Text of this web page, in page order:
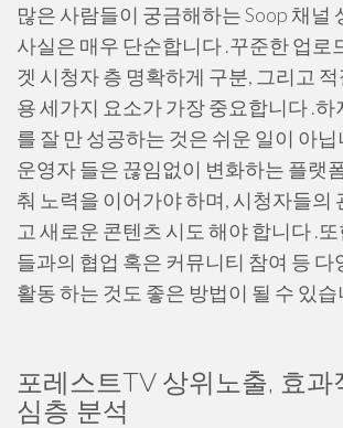
많은 사람들이 궁금해하는 Soop 채널
사실은 매우 단순합니다 .꾸준한 업로
겟 시청자 층 명확하게 구분, 그리고
용 세가지 요소가 가장 중요합니다 .하
를 잘 만 성공하는 것은 쉬운 일이 아닙
운영자 들은 끊임없이 변화하는 플랫
춰 노력을 이어가야 하며, 시청자들의
고 새로운 콘텐츠 시도 해야 합니다 .
들과의 협업 혹은 커뮤니티 참여 등 다
활동 하는 것도 좋은 방법이 될 수 있습
포레스트TV 상위노출, 효과
심층 분석